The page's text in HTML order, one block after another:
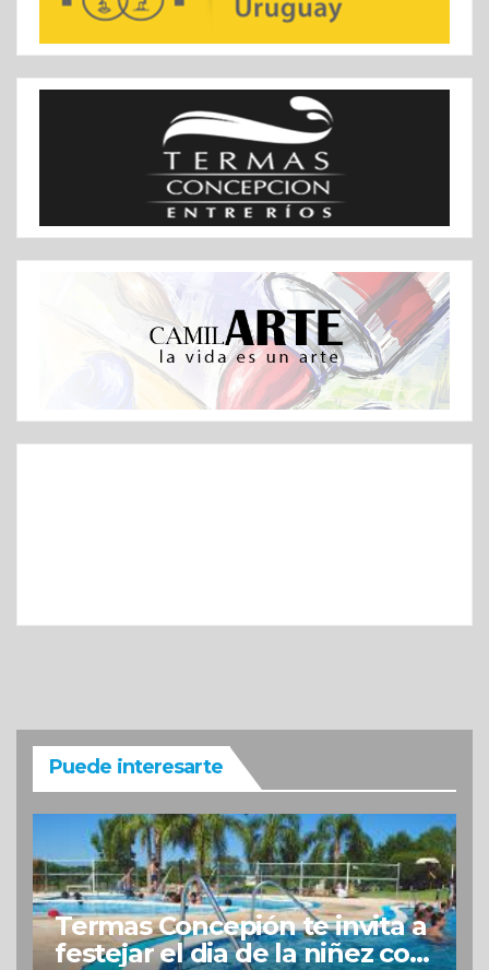
Puede interesarte
Termas Concepión te invita a
festejar el dia de la niñez con